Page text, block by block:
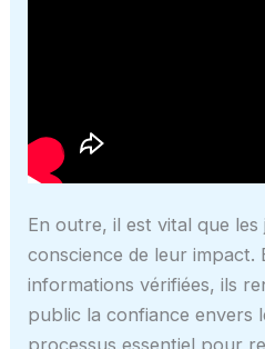
En outre, il est vital que
conscience de leur impact.
informations vérifiées, ils
public la confiance envers